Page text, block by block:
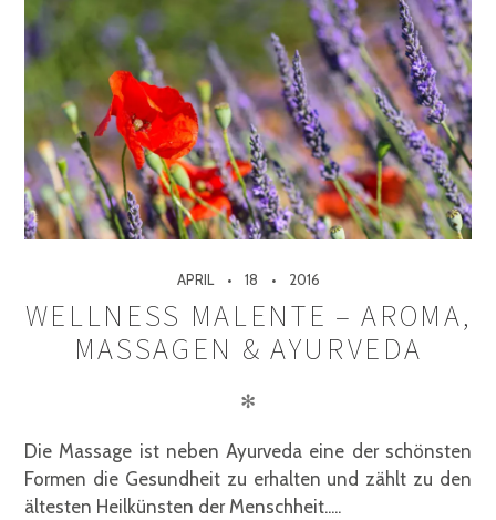
APRIL 18 2016
WELLNESS MALENTE – AROMA,
MASSAGEN & AYURVEDA
✻
Die Massage ist neben Ayurveda eine der schönsten
Formen die Gesundheit zu erhalten und zählt zu den
ältesten Heilkünsten der Menschheit.....